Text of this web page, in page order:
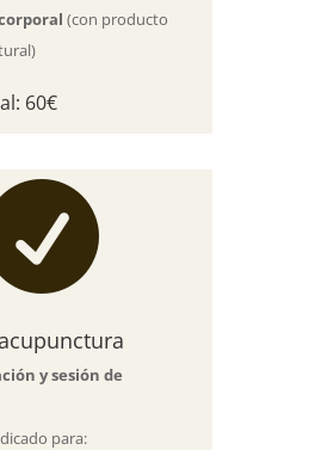
(con producto
60€
y sesión de
para: